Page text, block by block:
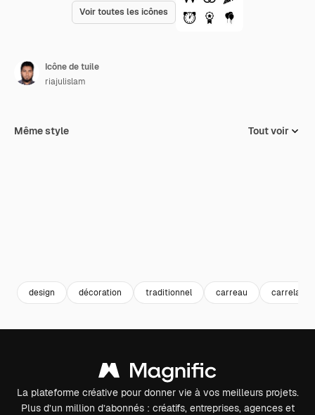
Voir toutes les icônes
Icône de tuile
riajulislam
Même style Tout voir
design décoration traditionnel carreau carrelage
La plateforme créative pour donner vie à vos meilleurs projets.
Plus d’un million d’abonnés : créatifs, entreprises, agences et